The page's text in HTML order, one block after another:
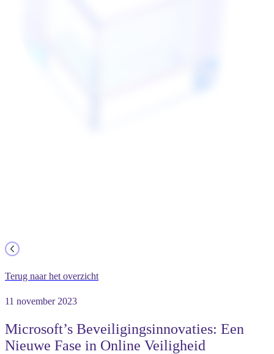
Terug naar het overzicht
11 november 2023
Microsoft’s Beveiligingsinnovaties: Een
Nieuwe Fase in Online Veiligheid